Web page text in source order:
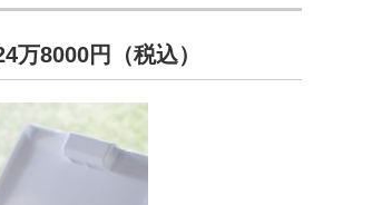
8000円（税込）